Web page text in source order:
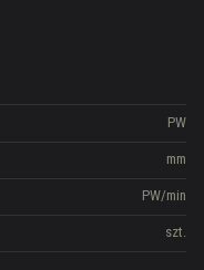
PW
mm
PW/min
szt.